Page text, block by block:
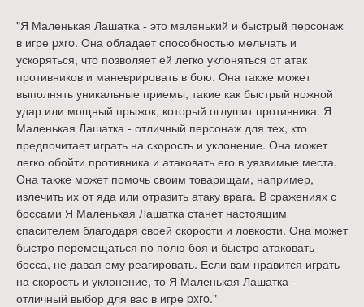
"Я Маленькая Лашатка - это маленький и быстрый персонаж
в игре pxro. Она обладает способностью мельчать и
ускоряться, что позволяет ей легко уклоняться от атак
противников и маневрировать в бою. Она также может
выполнять уникальные приемы, такие как быстрый ножной
удар или мощный прыжок, который оглушит противника. Я
Маленькая Лашатка - отличный персонаж для тех, кто
предпочитает играть на скорость и уклонение. Она может
легко обойти противника и атаковать его в уязвимые места.
Она также может помочь своим товарищам, например,
излечить их от яда или отразить атаку врага. В сражениях с
боссами Я Маленькая Лашатка станет настоящим
спасителем благодаря своей скорости и ловкости. Она может
быстро перемещаться по полю боя и быстро атаковать
босса, не давая ему реагировать. Если вам нравится играть
на скорость и уклонение, то Я Маленькая Лашатка -
отличный выбор для вас в игре pxro."